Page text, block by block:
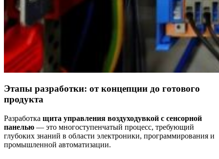
Этапы разработки: от концепции до готового
продукта
Разработка щита управления воздуходувкой с сенсорной
панелью — это многоступенчатый процесс, требующий
глубоких знаний в области электроники, программирования и
промышленной автоматизации.